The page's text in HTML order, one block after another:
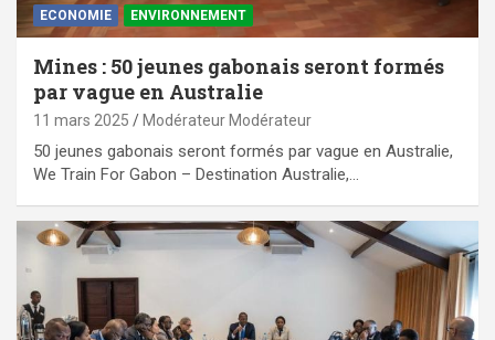
ECONOMIE ENVIRONNEMENT
Mines : 50 jeunes gabonais seront formés
par vague en Australie
11 mars 2025 Modérateur Modérateur
50 jeunes gabonais seront formés par vague en Australie,
We Train For Gabon – Destination Australie,…